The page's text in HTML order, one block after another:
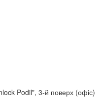
Podil", 3-й поверх (офіс)